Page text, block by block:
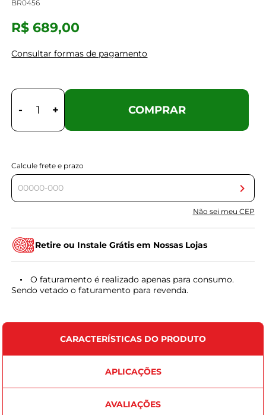
BR0456
R$ 689,00
Consultar formas de pagamento
- + COMPRAR
Calcule frete e prazo
Não sei meu CEP
Retire ou Instale Grátis em Nossas Lojas
O faturamento é realizado apenas para consumo.
Sendo vetado o faturamento para revenda.
CARACTERÍSTICAS DO PRODUTO
APLICAÇÕES
AVALIAÇÕES